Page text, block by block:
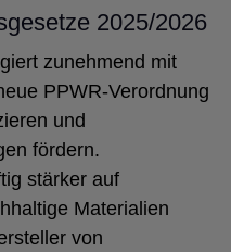
2025/2026
zunehmend mit
PPWR-Verordnung
und
fördern.
stärker auf
Materialien
von